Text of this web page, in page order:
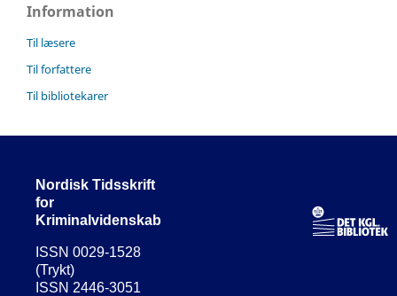
Information
Til læsere
Til forfattere
Til bibliotekarer
Nordisk Tidsskrift
for
Kriminalvidenskab
ISSN 0029-1528
(Trykt)
ISSN 2446-3051